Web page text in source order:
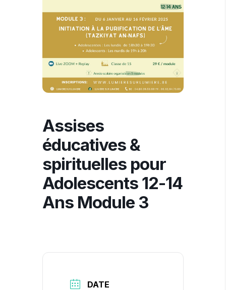
Assises
éducatives &
spirituelles pour
Adolescents 12-14
Ans Module 3
DATE